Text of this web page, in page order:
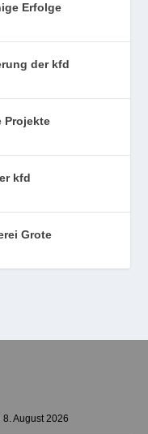
Erfolge
der kfd
Projekte
kfd
Grote
8. August 2026